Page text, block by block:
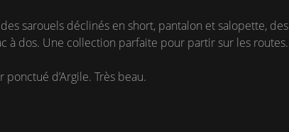
sarouels déclinés en short, pantalon et salopette, des
à dos. Une collection parfaite pour partir sur les routes.
d’Argile. Très beau.